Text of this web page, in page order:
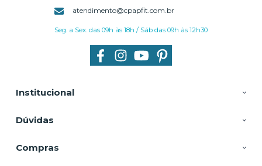
Institucional
Dúvidas
Compras
atendimento@cpapfit.com.br
Seg. a Sex. das 09h às 18h / Sáb das 09h às 12h30